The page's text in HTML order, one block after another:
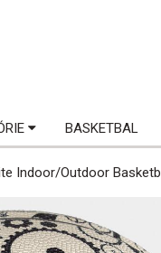
BASKETBAL
Indoor/Outdoor